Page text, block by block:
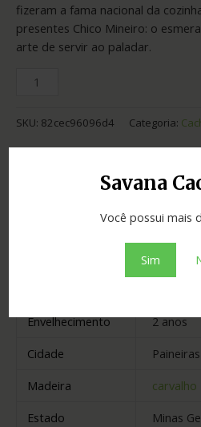
Savana
Você possui mais
Sim
fizeram a fama nacional da
presentes Chico Mineiro: o
arte de servir ao paladar.
SKU: 82cec96096d4 Categoria:
Informação adicional
Envelhecimento
2 anos
Cidade
Paineiras
Madeira
carvalho
Estado
Minas